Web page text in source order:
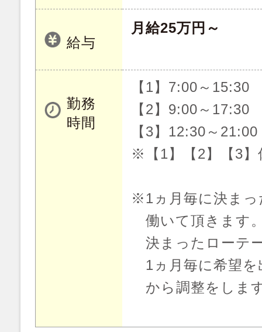
給与
月給25万円～
勤務
時間
【1】7:00～15:30
【2】9:00～17:30
【3】12:30～21:00
※【1】【2】【3】
※1ヵ月毎に決ま
働いて頂きます
決まったローテ
1ヵ月毎に希望を
から調整をしま